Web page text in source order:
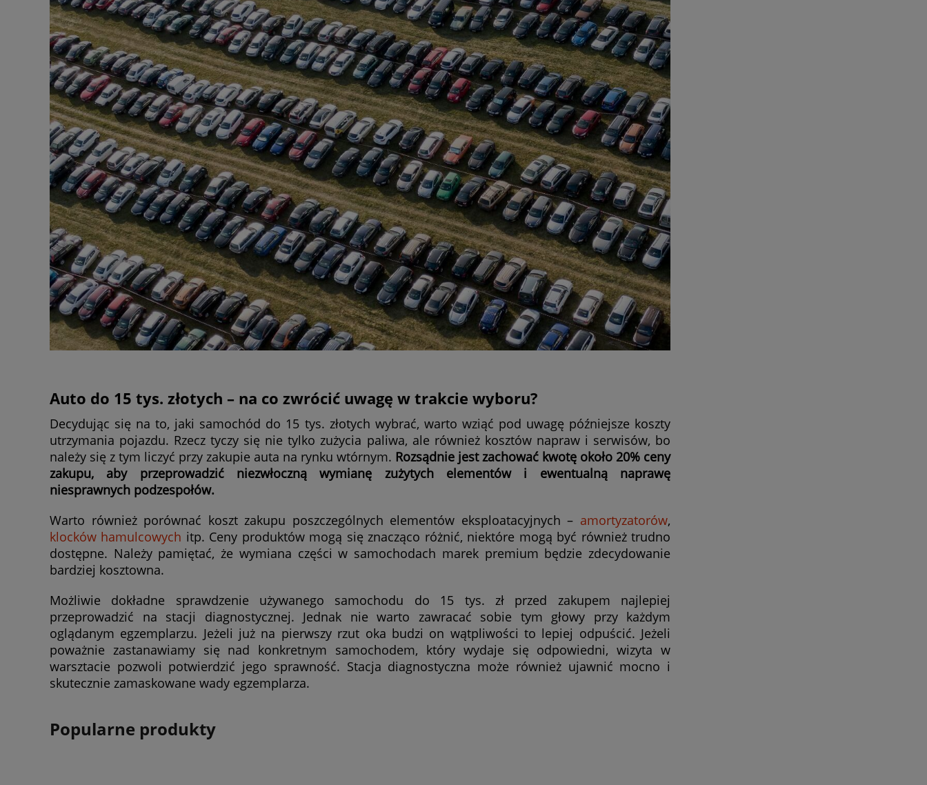
Auto do 15 tys. złotych – na co zwrócić uwagę w trakcie wyboru?
Decydując się na to, jaki samochód do 15 tys. złotych wybrać, warto wziąć pod uwagę późniejsze koszty
utrzymania pojazdu. Rzecz tyczy się nie tylko zużycia paliwa, ale również kosztów napraw i serwisów, bo
należy się z tym liczyć przy zakupie auta na rynku wtórnym. Rozsądnie jest zachować kwotę około 20% ceny
zakupu, aby przeprowadzić niezwłoczną wymianę zużytych elementów i ewentualną naprawę
niesprawnych podzespołów.
Warto również porównać koszt zakupu poszczególnych elementów eksploatacyjnych – amortyzatorów,
klocków hamulcowych itp. Ceny produktów mogą się znacząco różnić, niektóre mogą być również trudno
dostępne. Należy pamiętać, że wymiana części w samochodach marek premium będzie zdecydowanie
bardziej kosztowna.
Możliwie dokładne sprawdzenie używanego samochodu do 15 tys. zł przed zakupem najlepiej
przeprowadzić na stacji diagnostycznej. Jednak nie warto zawracać sobie tym głowy przy każdym
oglądanym egzemplarzu. Jeżeli już na pierwszy rzut oka budzi on wątpliwości to lepiej odpuścić. Jeżeli
poważnie zastanawiamy się nad konkretnym samochodem, który wydaje się odpowiedni, wizyta w
warsztacie pozwoli potwierdzić jego sprawność. Stacja diagnostyczna może również ujawnić mocno i
skutecznie zamaskowane wady egzemplarza.
Popularne produkty